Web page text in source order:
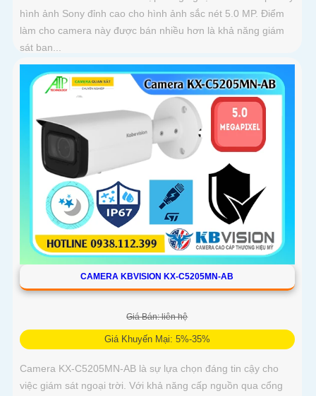
hình ảnh Sony đỉnh cao cho hình ảnh sắc nét 5.0 MP. Điểm
làm cho camera này được bán nhiều hơn là khả năng giám
sát ban...
CAMERA KBVISION KX-C5205MN-AB
Giá Bán: liên hệ
Giá Khuyến Mại: 5%-35%
Camera KX-C5205MN-AB là sự lựa chọn đáng tin cậy cho
việc giám sát ngoại trời. Với khả năng cấp nguồn qua cổng